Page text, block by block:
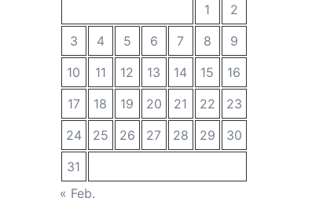
1
2
3
4 5 6 7 8
9
10
11 12 13 14 15
16
17
18 19 20 21 22
23
24
25 26 27 28 29
30
31
« Feb.